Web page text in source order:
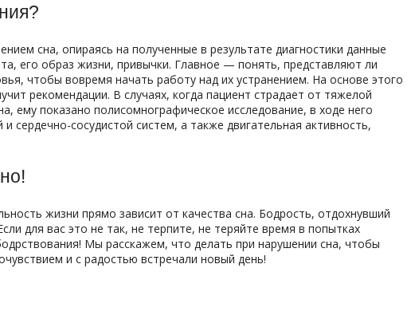
сна, опираясь на полученные в результате диагностики данные
его образ жизни, привычки. Главное — понять, представляют ли
чтобы вовремя начать работу над их устранением. На основе этого
рекомендации. В случаях, когда пациент страдает от тяжелой
ему показано полисомнографическое исследование, в ходе него
сердечно-сосудистой систем, а также двигательная активность,
жизни прямо зависит от качества сна. Бодрость, отдохнувший
для вас это не так, не терпите, не теряйте время в попытках
Мы расскажем, что делать при нарушении сна, чтобы
и с радостью встречали новый день!